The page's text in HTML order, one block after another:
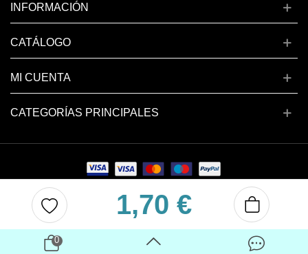
1,70 €
INFORMACIÓN
CATÁLOGO
MI CUENTA
CATEGORÍAS PRINCIPALES
Copyright © 2024 deluxenail.es
0